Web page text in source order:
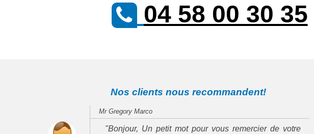
04 58 00 30 35
Nos clients nous recommandent!
Mr Gregory Marco
"Bonjour, Un petit mot pour vous remercier de votre